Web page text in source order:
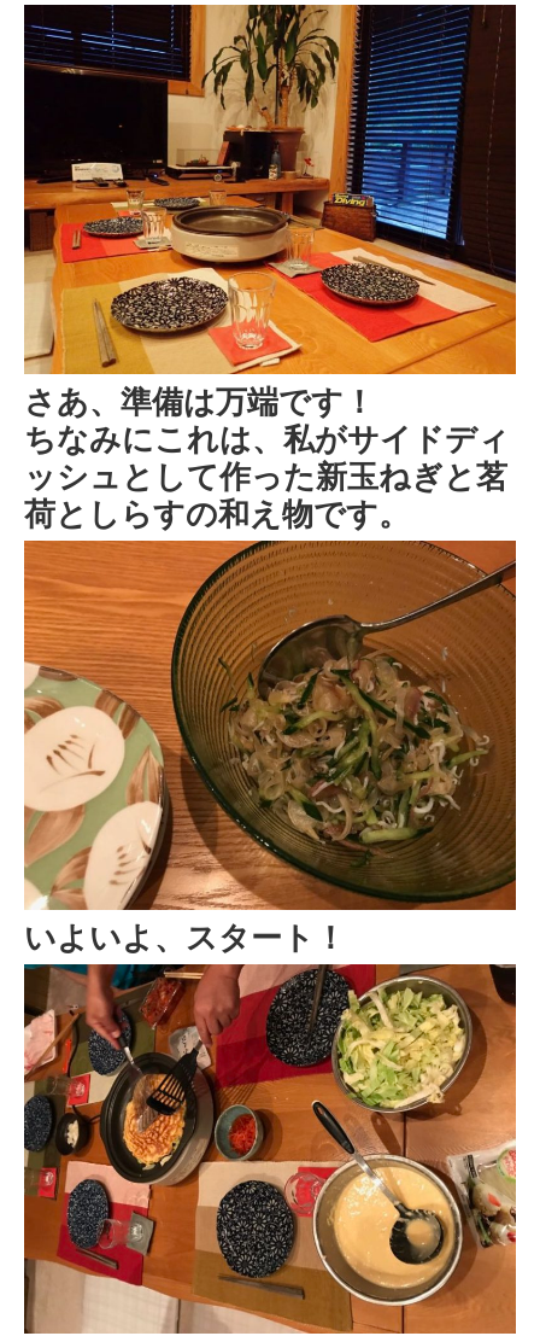
さあ、準備は万端です！
ちなみにこれは、私がサイドディ
ッシュとして作った新玉ねぎと茗
荷としらすの和え物です。
いよいよ、スタート！